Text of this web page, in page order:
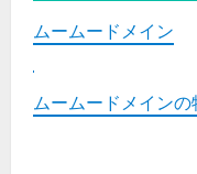
ムームードメイン
ムームードメインの